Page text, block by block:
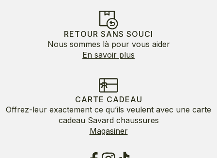
RETOUR SANS SOUCI
Nous sommes là pour vous aider
En savoir plus
CARTE CADEAU
Offrez-leur exactement ce qu’ils veulent avec une carte
cadeau Savard chaussures
Magasiner